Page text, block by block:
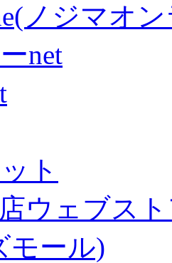
ノジマオ
net
ト
ウェブス
モール)